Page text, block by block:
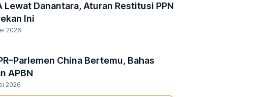
Lewat Danantara, Aturan Restitusi PPN
Ini
2026
China Bertemu, Bahas
APBN
2026